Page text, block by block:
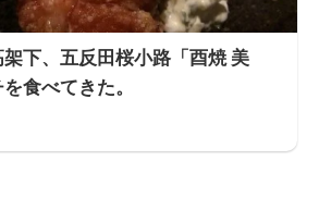
下、五反田桜小路「酉焼 美
食べてきた。